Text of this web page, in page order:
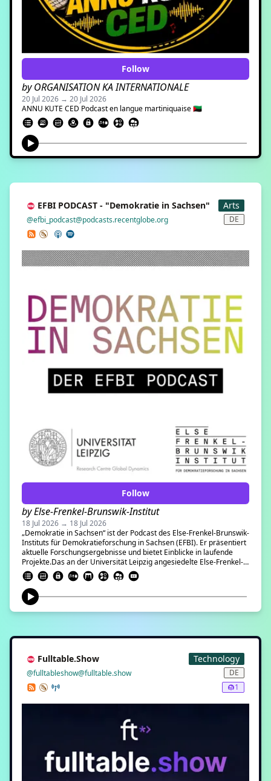
Follow
by ORGANISATION KA INTERNATIONALE
20 Jul 2026 → 20 Jul 2026
ANNU KUTE CED Podcast en langue martiniquaise 🇲🇶
Arts
EFBI PODCAST - "Demokratie in Sachsen"
DE
@efbi_podcast@podcasts.recentglobe.org
Follow
by Else-Frenkel-Brunswik-Institut
18 Jul 2026 → 18 Jul 2026
„Demokratie in Sachsen“ ist der Podcast des Else-Frenkel-Brunswik-
Instituts für Demokratieforschung in Sachsen (EFBI). Er präsentiert
aktuelle Forschungsergebnisse und bietet Einblicke in laufende
Projekte.Das an der Universität Leipzig angesiedelte Else-Frenkel-
Brunswik-Institut erforscht und dokumentiert demokratiefeindliche
Einstellungen, Strukturen und Bestrebungen in Sachsen und erstellt
darauf aufbauend wissenschaftliche Analysen.Das Projekt wird
finanziert durch Mittel auf Grundlage des vom Sächsischen Landtag
beschlossenen
Technology
Fulltable.Show
DE
@fulltableshow@fulltable.show
1